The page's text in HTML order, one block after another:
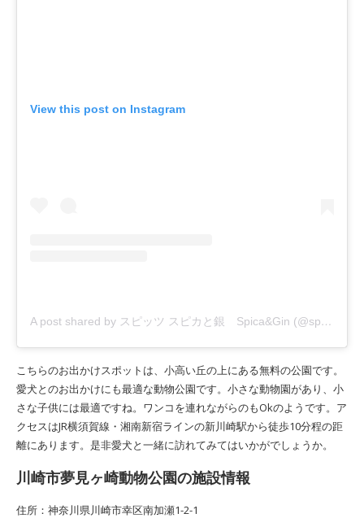
View this post on Instagram
A post shared by スピッツ スピカと銀 Spica&Gin (@spica_white)
こちらのお出かけスポットは、小高い丘の上にある無料の公園です。
愛犬とのお出かけにも最適な動物公園です。小さな動物園があり、小
さな子供には最適ですね。ワンコを連れながらのもOkのようです。ア
クセスはJR横須賀線・湘南新宿ラインの新川崎駅から徒歩10分程の距
離にあります。是非愛犬と一緒に訪れてみてはいかがでしょうか。
川崎市夢見ヶ崎動物公園の施設情報
住所：神奈川県川崎市幸区南加瀬1-2-1